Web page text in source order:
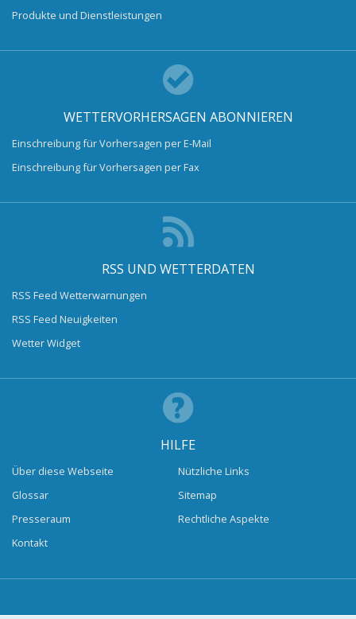
Produkte und Dienstleistungen
WETTERVORHERSAGEN ABONNIEREN
Einschreibung für Vorhersagen per E-Mail
Einschreibung für Vorhersagen per Fax
RSS UND WETTERDATEN
RSS Feed Wetterwarnungen
RSS Feed Neuigkeiten
Wetter Widget
HILFE
Über diese Webseite
Glossar
Presseraum
Kontakt
Nützliche Links
Sitemap
Rechtliche Aspekte